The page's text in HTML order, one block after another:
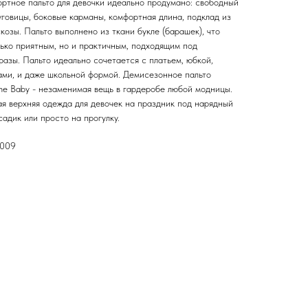
боковые карманы, комфортная длина, подклад из
Пальто выполнено из ткани букле (барашек), что
приятным, но и практичным, подходящим под
Пальто идеально сочетается с платьем, юбкой,
и даже школьной формой. Демисезонное пальто
Baby - незаменимая вещь в гардеробе любой модницы.
верхняя одежда для девочек на праздник под нарядный
или просто на прогулку.